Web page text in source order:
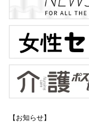
【お知らせ】